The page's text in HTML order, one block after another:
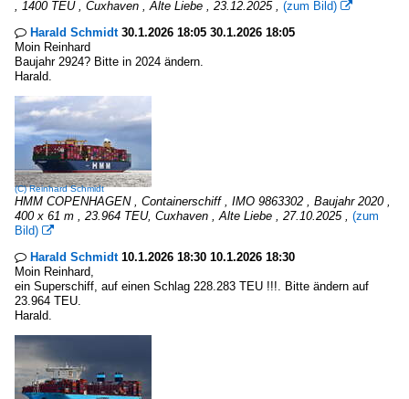
, 1400 TEU , Cuxhaven , Alte Liebe , 23.12.2025 , (zum Bild) 
 Harald Schmidt30.1.2026 18:05 30.1.2026 18:05
Moin Reinhard
Baujahr 2924? Bitte in 2024 ändern.
Harald.
(C)Reinhard Schmidt
HMM COPENHAGEN , Containerschiff , IMO 9863302 , Baujahr 2020 ,
400 x 61 m , 23.964 TEU, Cuxhaven , Alte Liebe , 27.10.2025 , (zum
Bild) 
 Harald Schmidt10.1.2026 18:30 10.1.2026 18:30
Moin Reinhard,
ein Superschiff, auf einen Schlag 228.283 TEU !!!. Bitte ändern auf
23.964 TEU.
Harald.